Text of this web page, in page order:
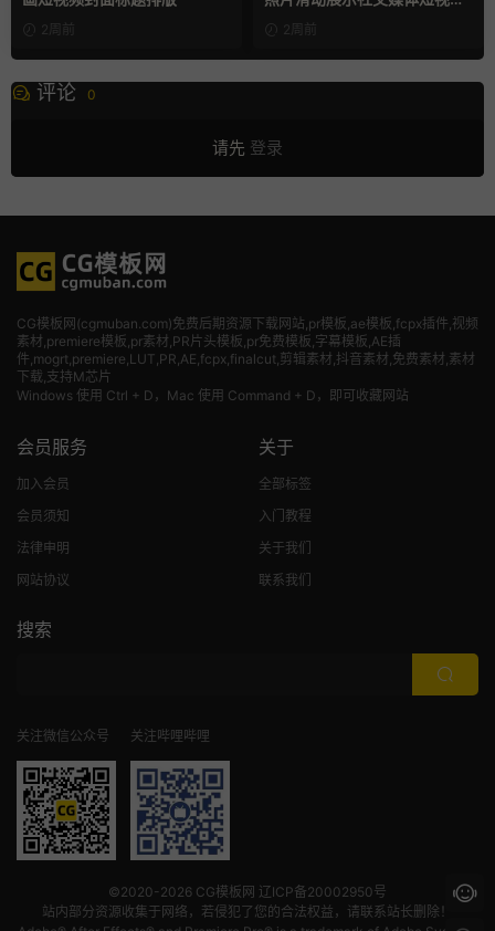
2周前
片头2周前
评论 0
请先 登录
CG模板网(cgmuban.com)免费后期资源下载网站,pr模板,ae模板,fcpx插件,视频
素材 ,premiere模板,pr素材,PR片头模板,pr免费模板,字幕模板,AE插
件,mogrt,premiere,LUT,PR,AE,fcpx,finalcut,剪辑素材,抖音素材,免费素材,素材
下载,支持M芯片
Windows 使用 Ctrl + D，Mac 使用 Command + D，即可收藏网站
会员服务
加入会员
会员须知
法律申明
网站协议
关于
全部标签
入门教程
关于我们
联系我们
搜索
关注微信公众号 关注哔哩哔哩
©2020-2026 CG模板网 辽ICP备20002950号
站内部分资源收集于网络，若侵犯了您的合法权益，请联系站长删除！